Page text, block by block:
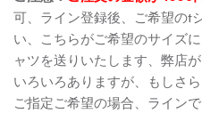
可、ライン登録後、ご希望のt
い、こちらがご希望のサイズ
ャツを送りいたします、弊店
いろいろありますが、もしさ
ご指定ご希望の場合、ライン